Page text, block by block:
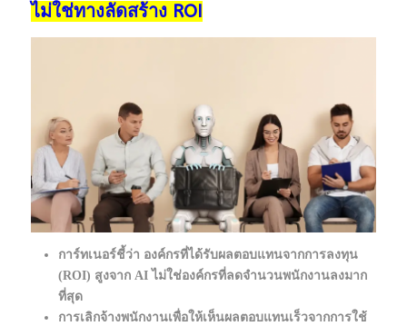
ไม่ใช่ทางลัดสร้าง ROI
การ์ทเนอร์ชี้ว่า องค์กรที่ได้รับผลตอบแทนจากการลงทุน
(ROI) สูงจาก AI ไม่ใช่องค์กรที่ลดจำนวนพนักงานลงมาก
ที่สุด
การเลิกจ้างพนักงานเพื่อให้เห็นผลตอบแทนเร็วจากการใช้